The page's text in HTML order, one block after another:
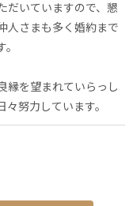
だいていますので、懇
人さまも多く婚約まで
縁を望まれていらっし
努力しています。